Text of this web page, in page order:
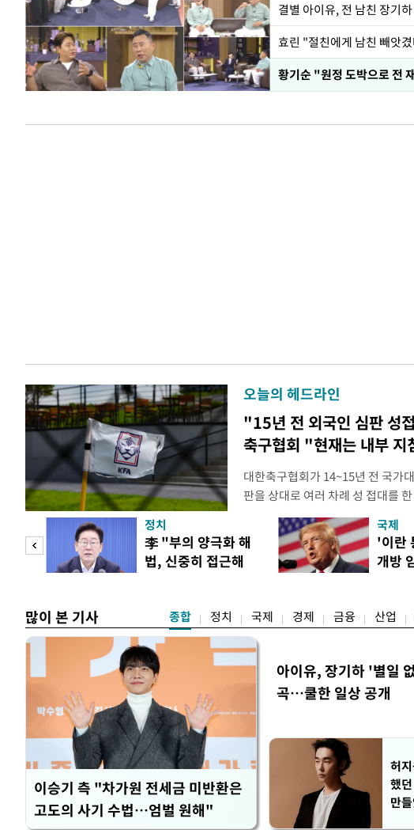
결별 아이유, 전 남친 장기
효린 "절친에게 남친 빼앗
황기순 "원정 도박으로 전
오늘의 헤드라인
"15년 전 외국인 심판 성
축구협회 "현재는 내부 지
대한축구협회가 14~15년 전 국가
판을 상대로 여러 차례 성 접대를
구계에 따르면 국회의 한 의원실은
년 국제심판 10여 명에게 성 접대
축구협회는 외국인 심판과 감독관
수십만원에서 많게는 100만원이
정치
李 "부의 양극화 해
법, 신중히 접근해
국제
'이란
개방
많이 본 기사 종합 정치 국제 경제 금융 산업
이승기 측 "차가원 전세금 미반환은
고도의 사기 수법…엄벌 원해"
아이유, 장기하 '별일
곡…쿨한 일상 공개
허
했
만